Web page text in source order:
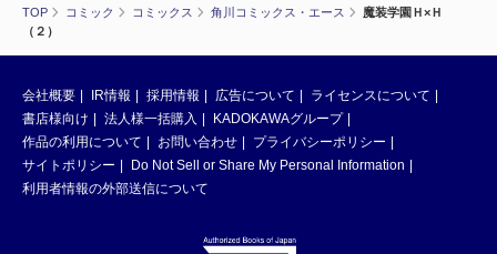
TOP コミック コミックス 角川コミックス・エース
魔装学園Ｈ×Ｈ
（２）
会社概要 IR情報 採用情報 広告について
ライセンスについて
書店様向け
法人様一括購入
KADOKAWAグループ
作品の利用について
お問い合わせ
プライバシーポリシー
サイトポリシー
Do Not Sell or Share My Personal Information
利用者情報の外部送信について